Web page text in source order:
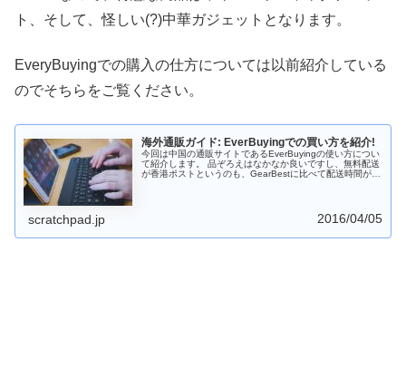
ト、そして、怪しい(?)中華ガジェットとなります。
EveryBuyingでの購入の仕方については以前紹介している
のでそちらをご覧ください。
海外通販ガイド: EverBuyingでの買い方を紹介!
今回は中国の通販サイトであるEverBuyingの使い方につい
て紹介します。 品ぞろえはなかなか良いですし、無料配送
が香港ポストというのも、GearBestに比べて配送時間が短
scratchpad.jp 2016/04/05